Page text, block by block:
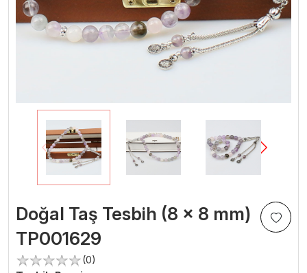
Doğal Taş Tesbih (8 x 8 mm)
TP001629
(0)